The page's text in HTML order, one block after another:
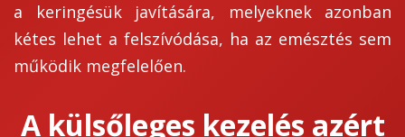
a keringésük javítására, melyeknek azonban
kétes lehet a felszívódása, ha az emésztés sem
működik megfelelően.
A külsőleges kezelés azért